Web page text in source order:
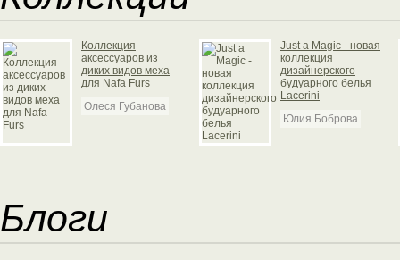
Коллекция
аксессуаров из
диких видов меха
для Nafa Furs
Олеся Губанова
Just a Magic - новая
коллекция
дизайнерского
будуарного белья
Lacerini
Юлия Боброва
Блоги